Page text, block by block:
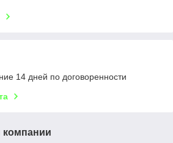
14 дней по договоренности